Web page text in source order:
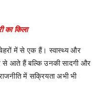
का किला
में से एक हैं। स्वास्थ्य और
से आते हैं बल्कि उनकी सादगी और
में सक्रियता अभी भी